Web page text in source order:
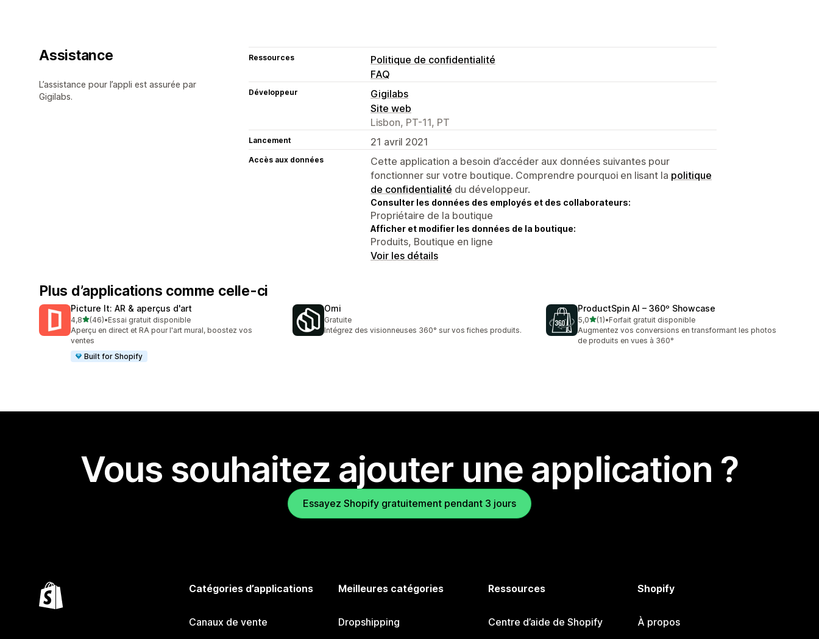
Assistance
L’assistance pour l’appli est assurée par
Gigilabs.
Ressources
Politique de confidentialité
FAQ
Développeur
Gigilabs
Site web
Lisbon, PT-11, PT
Lancement 21 avril 2021
Accès aux données
Cette application a besoin d’accéder aux données suivantes pour
fonctionner sur votre boutique. Comprendre pourquoi en lisant la politique
de confidentialité du développeur.
Consulter les données des employés et des collaborateurs:
Propriétaire de la boutique
Afficher et modifier les données de la boutique:
Produits, Boutique en ligne
Voir les détails
Plus d’applications comme celle-ci
Picture It: AR & aperçus d'art
4,8étoile(s) sur 5
(46)
46 avis au total
•Essai gratuit disponible
Aperçu en direct et RA pour l'art mural, boostez vos
ventes
Built for Shopify
Omi
Gratuite
Intégrez des visionneuses 360° sur vos fiches produits.
ProductSpin AI – 360º Showcase
5,0étoile(s) sur 5
(1)
1 avis au total
•Forfait gratuit disponible
Augmentez vos conversions en transformant les photos
de produits en vues à 360°
Vous souhaitez ajouter une application ?
Essayez Shopify gratuitement pendant 3 jours
Catégories d’applications
Canaux de vente
Meilleures catégories
Dropshipping
Ressources
Centre d’aide de Shopify
Shopify
À propos